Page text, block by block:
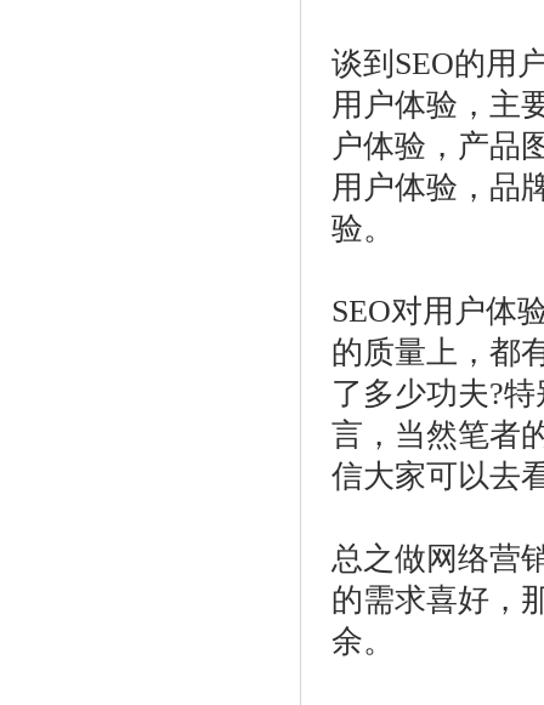
谈到SEO的用
用户体验，主
户体验，产品
用户体验，品
验。
SEO对用户体
的质量上，都
了多少功夫?
言，当然笔者
信大家可以去
总之做网络营
的需求喜好，
余。